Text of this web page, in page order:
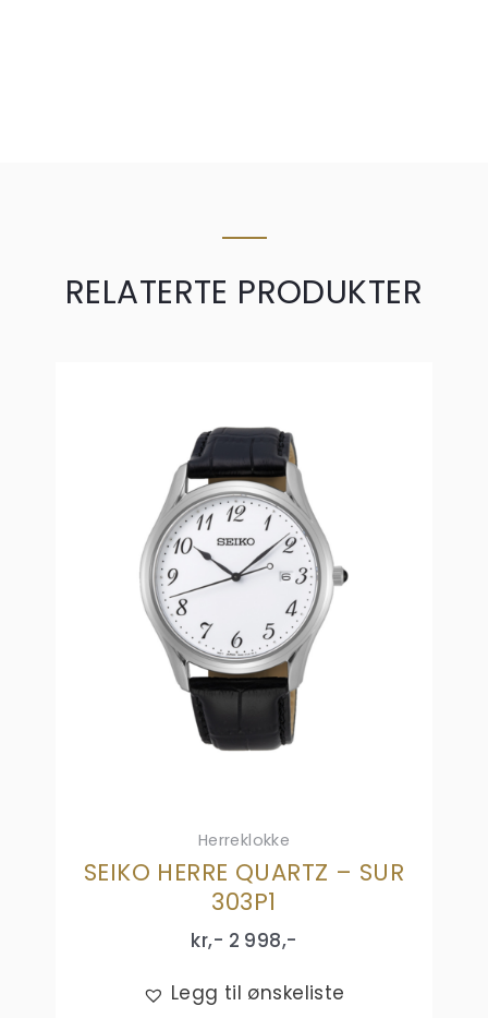
RELATERTE PRODUKTER
Herreklokke
SEIKO HERRE QUARTZ – SUR
303P1
kr,- 2 998,-
Legg til ønskeliste